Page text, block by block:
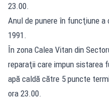
23.00.
Anul de punere în funcţiune
1991.
În zona Calea Vitan din
reparaţii care impun sistarea
apă caldă către 5 puncte
ora 23.00.